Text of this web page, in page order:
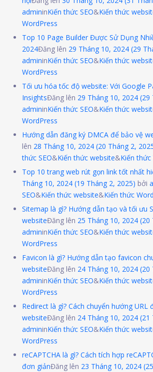
admininKiến thức SEO&Kiến thức
WordPress
Top 10 Page Builder Được Sử Dụng
2024Đăng lên 29 Tháng 10, 2024 (29
admininKiến thức SEO&Kiến thức
WordPress
Tối ưu hóa tốc độ website: Với Google
InsightsĐăng lên 29 Tháng 10, 2024 (29
admininKiến thức SEO&Kiến thức
WordPress
Hướng dẫn đăng ký DMCA để bảo vệ
lên 28 Tháng 10, 2024 (20 Tháng 2,
thức SEO&Kiến thức website&Kiến thức
Top 10 trang web rút gọn link tốt nhất
Tháng 10, 2024 (19 Tháng 2, 2025) bởi
SEO&Kiến thức website&Kiến thức
Sitemap là gì? Hướng dẫn tạo và tối ưu
websiteĐăng lên 25 Tháng 10, 2024 (20
admininKiến thức SEO&Kiến thức
WordPress
Favicon là gì? Hướng dẫn tạo favicon
websiteĐăng lên 24 Tháng 10, 2024 (20
admininKiến thức SEO&Kiến thức
WordPress
Redirect là gì? Cách chuyển hướng URL
websiteĐăng lên 24 Tháng 10, 2024 (21
admininKiến thức SEO&Kiến thức
WordPress
reCAPTCHA là gì? Cách tích hợp
đơn giảnĐăng lên 23 Tháng 10, 2024